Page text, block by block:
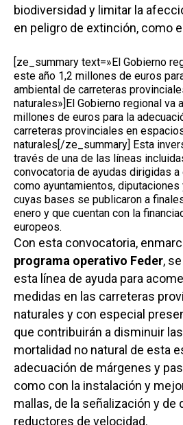
biodiversidad y limitar la
en peligro de extinción, como
[ze_summary text=»El Gobierno
este año 1,2 millones de euros
ambiental de carreteras
naturales»]El Gobierno regional va
millones de euros para la
carreteras provinciales en
naturales[/ze_summary] Esta
través de una de las líneas
convocatoria de ayudas dirigidas
como ayuntamientos, diputaciones
cuyas bases se publicaron a
enero y que cuentan con la
europeos.
Con esta convocatoria,
programa operativo Feder,
esta línea de ayuda para
medidas en las carreteras
naturales y con especial
que contribuirán a disminuir
mortalidad no natural de esta
adecuación de márgenes y
como con la instalación y
mallas, de la señalización y de
reductores de velocidad.